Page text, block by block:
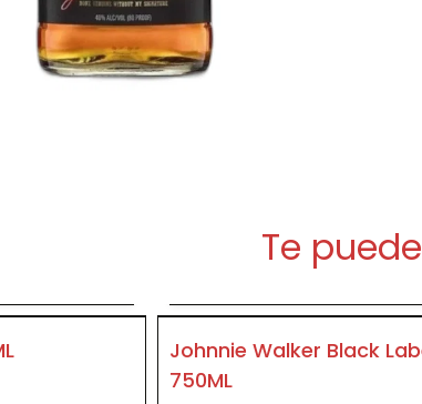
Te
P186
Johnnie Walker Black
750ML